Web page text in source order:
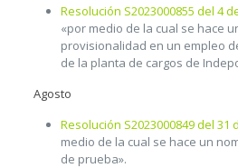
Resolución S2023000855 del 4
«por medio de la cual se hace
provisionalidad en un empleo
de la planta de cargos de
Agosto
Resolución S2023000849 del 31
medio de la cual se hace un
de prueba».